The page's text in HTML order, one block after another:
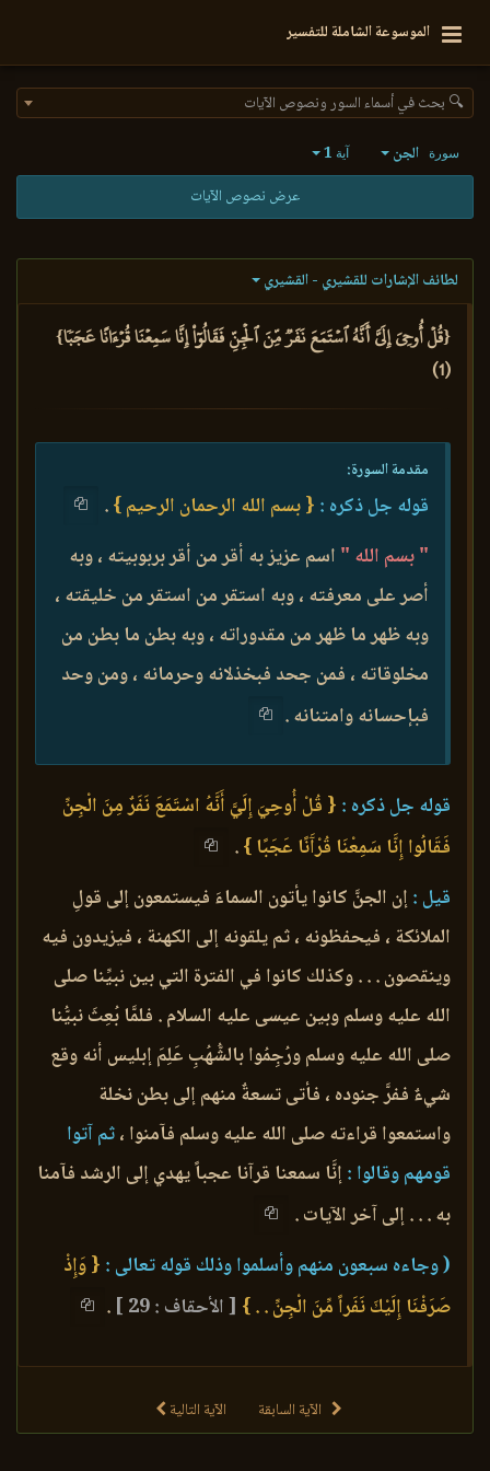
الموسوعة الشاملة للتفسير
🔍 بحث في أسماء السور ونصوص الآيات
سورة الجن آية 1
عرض نصوص الآيات
لطائف الإشارات للقشيري - القشيري
{قُلۡ أُوحِيَ إِلَيَّ أَنَّهُ ٱسۡتَمَعَ نَفَرٞ مِّنَ ٱلۡجِنِّ فَقَالُوٓاْ إِنَّا سَمِعۡنَا قُرۡءَانًا عَجَبٗا}
(1)
مقدمة السورة:
قوله جل ذكره : { بسم الله الرحمان الرحيم }.
" بسم الله " اسم عزيز به أقر من أقر بربوبيته ، وبه
أصر على معرفته ، وبه استقر من استقر من خليقته ،
وبه ظهر ما ظهر من مقدوراته ، وبه بطن ما بطن من
مخلوقاته ، فمن جحد فبخذلانه وحرمانه ، ومن وحد
فبإحسانه وامتنانه .
قوله جل ذكره : { قُلْ أُوحِيَ إِلَيَّ أَنَّهُ اسْتَمَعَ نَفَرٌ مِنَ الْجِنِّ
فَقَالُوا إِنَّا سَمِعْنَا قُرْآَنًا عَجَبًا }.
قيل :إن الجنَّ كانوا يأتون السماءَ فيستمعون إلى قولِ
الملائكة ، فيحفظونه ، ثم يلقونه إلى الكهنة ، فيزيدون فيه
وينقصون . . . وكذلك كانوا في الفترة التي بين نبيِّنا صلى
الله عليه وسلم وبين عيسى عليه السلام . فلمَّا بُعِثَ نبيُّنا
صلى الله عليه وسلم ورُجِمُوا بالشُّهُبِ عَلِمَ إبليس أنه وقع
شيءٌ ففرَّ جنوده ، فأتى تسعةٌ منهم إلى بطن نخلة
واستمعوا قراءته صلى الله عليه وسلم فآمنوا ،ثم آتوا
قومهم وقالوا :إنَّا سمعنا قرآنا عجباً يهدي إلى الرشد فآمنا
به . . . إلى آخر الآيات .
( وجاءه سبعون منهم وأسلموا وذلك قوله تعالى : { وَإِذْ
صَرَفْنَا إِلَيْكَ نَفَراً مِّنَ الْجِنِّ . . } [ الأحقاف : 29 ] .
الآية السابقة الآية التالية